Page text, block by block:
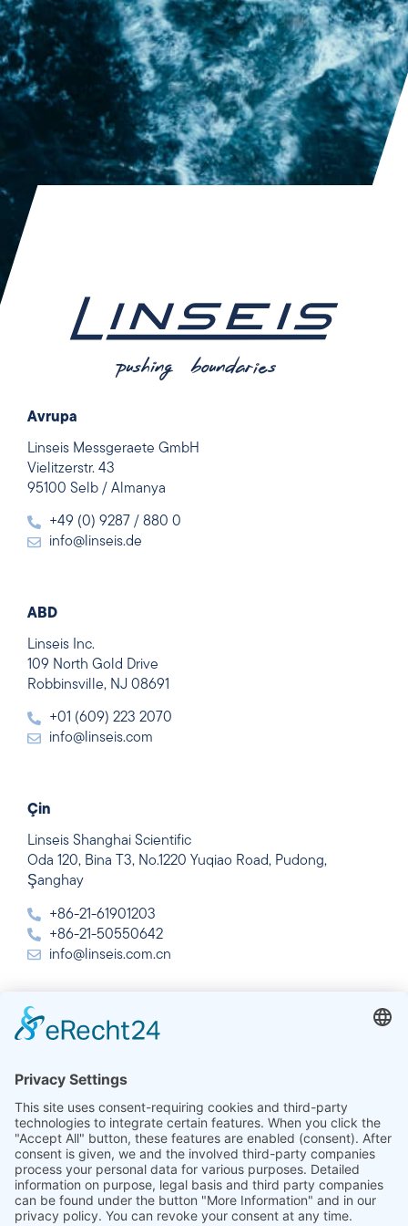
Avrupa
Linseis Messgeraete GmbH
Vielitzerstr. 43
95100 Selb / Almanya
+49 (0) 9287 / 880 0
info@linseis.de
ABD
Linseis Inc.
109 North Gold Drive
Robbinsville, NJ 08691
+01 (609) 223 2070
info@linseis.com
Çin
Linseis Shanghai Scientific
Oda 120, Bina T3, No.1220 Yuqiao Road, Pudong,
Şanghay
+86-21-61901203
+86-21-50550642
info@linseis.com.cn
Hindistan
Plot 65, 2nd Floor, Sai Enclave,
+91-11-42883851
sales@linseis.in